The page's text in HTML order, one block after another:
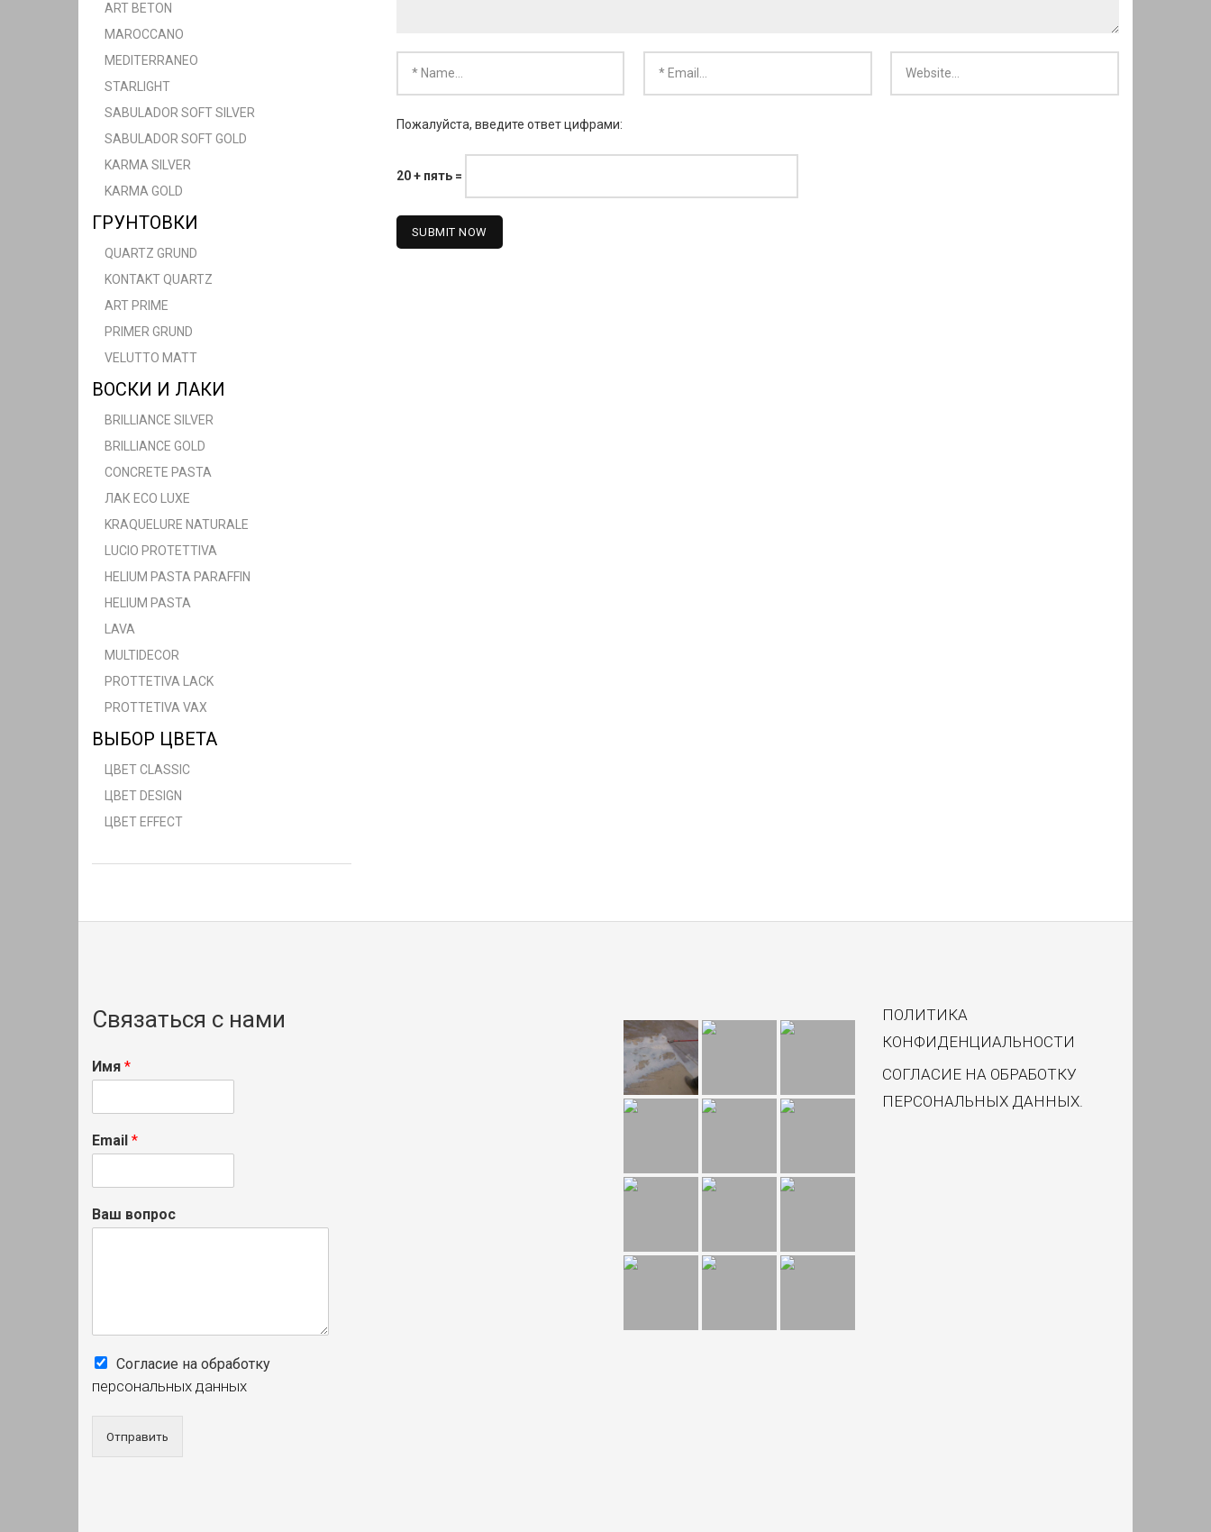
Пожалуйста, введите ответ цифрами:
20 + пять =
ART BETON
MAROCCANO
MEDITERRANEO
STARLIGHT
SABULADOR SOFT SILVER
SABULADOR SOFT GOLD
KARMA SILVER
KARMA GOLD
ГРУНТОВКИ
QUARTZ GRUND
KONTAKT QUARTZ
ART PRIME
PRIMER GRUND
VELUTTO MATT
ВОСКИ И ЛАКИ
BRILLIANCE SILVER
BRILLIANCE GOLD
CONCRETE PASTA
ЛАК ECO LUXE
KRAQUELURE NATURALE
LUCIO PROTETTIVA
HELIUM PASTA PARAFFIN
HELIUM PASTA
LAVA
MULTIDECOR
PROTTETIVA LACK
PROTTETIVA VAX
ВЫБОР ЦВЕТА
ЦВЕТ CLASSIC
ЦВЕТ DESIGN
ЦВЕТ EFFECT
Связаться с нами
Имя *
Email *
Ваш вопрос
Согласие на обработку
персональных данных
Отправить
ПОЛИТИКА
КОНФИДЕНЦИАЛЬНОСТИ
СОГЛАСИЕ НА ОБРАБОТКУ
ПЕРСОНАЛЬНЫХ ДАННЫХ.